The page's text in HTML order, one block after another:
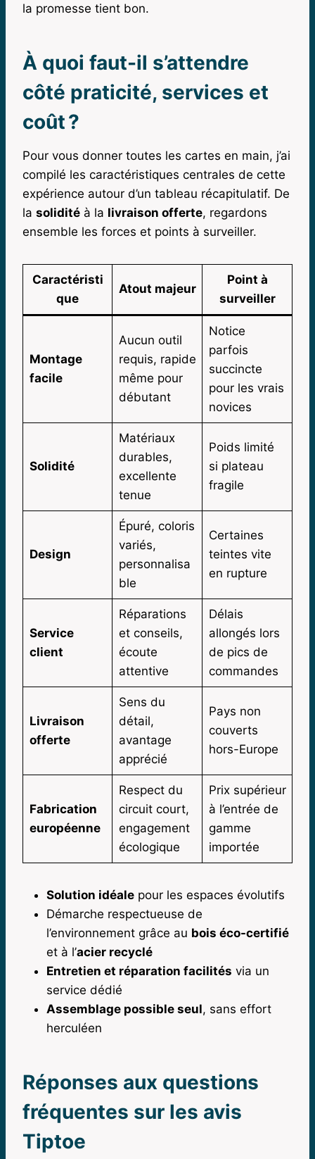
la promesse tient bon.
À quoi faut-il s’attendre
côté praticité, services et
coût ?
Pour vous donner toutes les cartes en main, j’ai
compilé les caractéristiques centrales de cette
expérience autour d’un tableau récapitulatif. De
la solidité à la livraison offerte, regardons
ensemble les forces et points à surveiller.
Caractéristi
que
Atout majeur
Point à
surveiller
Montage
facile
Aucun outil
requis, rapide
même pour
débutant
Notice
parfois
succincte
pour les vrais
novices
Solidité
Matériaux
durables,
excellente
tenue
Poids limité
si plateau
fragile
Design
Épuré, coloris
variés,
personnalisa
ble
Certaines
teintes vite
en rupture
Service
client
Réparations
et conseils,
écoute
attentive
Délais
allongés lors
de pics de
commandes
Livraison
offerte
Sens du
détail,
avantage
apprécié
Pays non
couverts
hors-Europe
Fabrication
européenne
Respect du
circuit court,
engagement
écologique
Prix supérieur
à l’entrée de
gamme
importée
Solution idéale pour les espaces évolutifs
Démarche respectueuse de
l’environnement grâce au bois éco-certifié
et à l’acier recyclé
Entretien et réparation facilités via un
service dédié
Assemblage possible seul, sans effort
herculéen
Réponses aux questions
fréquentes sur les avis
Tiptoe